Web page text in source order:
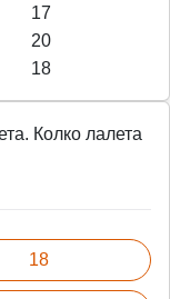
17
20
18
Колко лалета
18